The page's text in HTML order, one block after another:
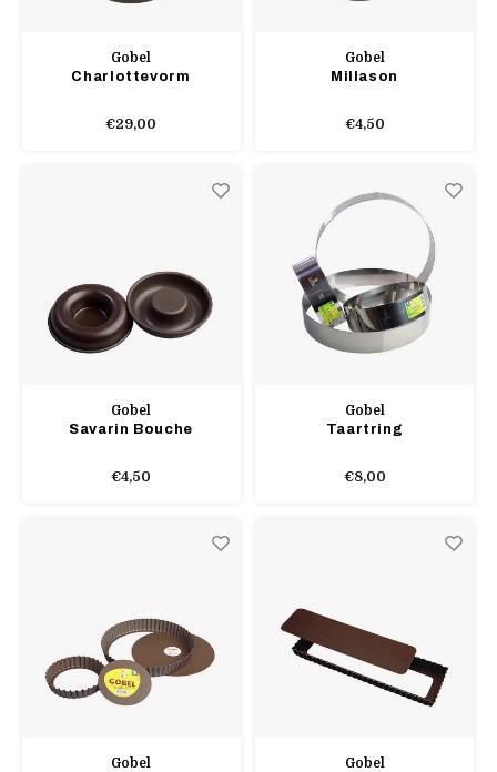
Gobel
Charlottevorm
€29,00
Gobel
Millason
€4,50
Gobel
Savarin Bouche
€4,50
Gobel
Taartring
€8,00
Gobel
Gobel